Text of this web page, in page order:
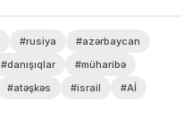
#rusiya
#azərbaycan
#danışıqlar
#müharibə
#atəşkəs #israil
#Aİ